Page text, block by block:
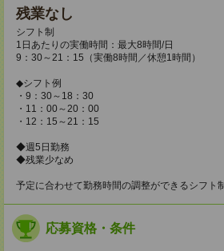
残業なし
シフト制
1日あたりの実働時間：最大8時間/日
9：30～21：15（実働8時間／休憩1時間）
◆シフト例
・9：30～18：30
・11：00～20：00
・12：15～21：15
◆週5日勤務
◆残業少なめ
予定に合わせて勤務時間の調整ができるシフト
応募資格・条件